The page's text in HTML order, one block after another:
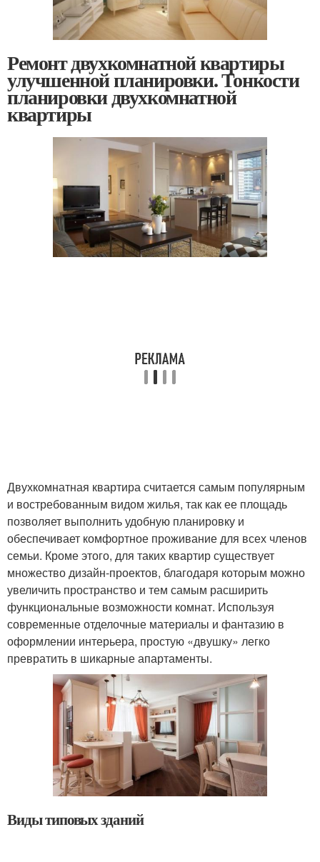
Ремонт двухкомнатной квартиры
улучшенной планировки. Тонкости
планировки двухкомнатной
квартиры
Двухкомнатная квартира считается самым популярным
и востребованным видом жилья, так как ее площадь
позволяет выполнить удобную планировку и
обеспечивает комфортное проживание для всех членов
семьи. Кроме этого, для таких квартир существует
множество дизайн-проектов, благодаря которым можно
увеличить пространство и тем самым расширить
функциональные возможности комнат. Используя
современные отделочные материалы и фантазию в
оформлении интерьера, простую «двушку» легко
превратить в шикарные апартаменты.
Виды типовых зданий